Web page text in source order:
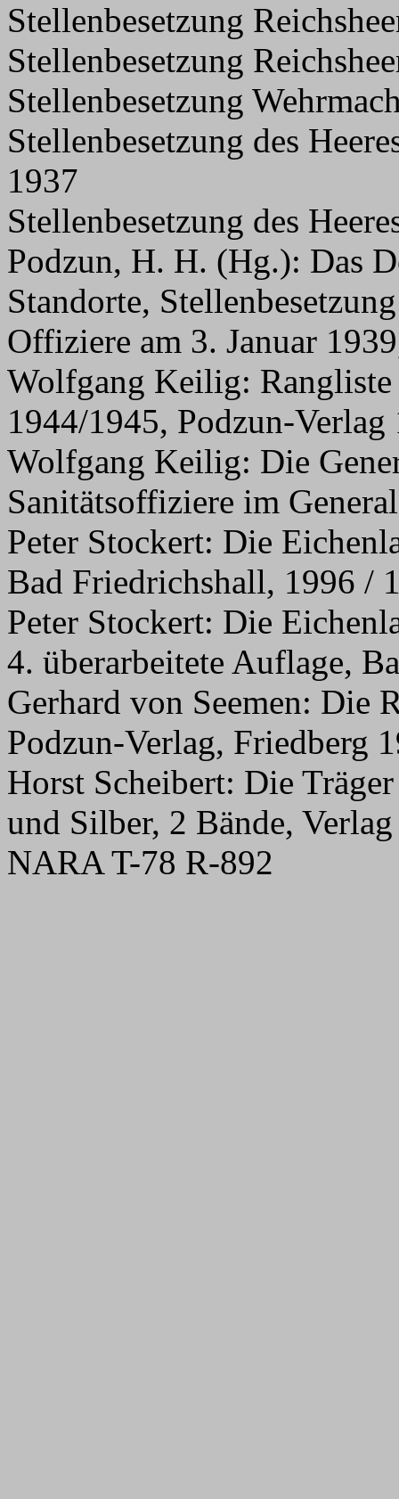
Stellenbesetzung
Stellenbesetzung
Stellenbesetzung
Stellenbesetzung des
1937
Stellenbesetzung des
Podzun, H. H. (Hg.): Das
Standorte,
Offiziere am 3. Januar
Wolfgang Keilig: Rangliste
1944/1945, Podzun-
Wolfgang Keilig: Die
Sanitätsoffiziere im
Peter Stockert: Die
Bad Friedrichshall, 1996 /
Peter Stockert: Die
4. überarbeitete Auflage,
Gerhard von Seemen: Die
Podzun-Verlag, Friedberg
Horst Scheibert: Die
und Silber, 2 Bände,
NARA T-78 R-892